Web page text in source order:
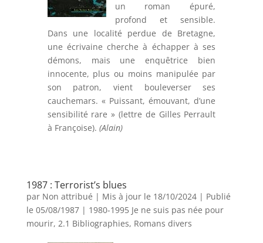
un roman épuré,
profond et sensible.
Dans une localité perdue de Bretagne,
une écrivaine cherche à échapper à ses
démons, mais une enquêtrice bien
innocente, plus ou moins manipulée par
son patron, vient bouleverser ses
cauchemars. « Puissant, émouvant, d’une
sensibilité rare » (lettre de Gilles Perrault
à Françoise). (Alain)
1987 : Terrorist’s blues
par Non attribué | Mis à jour le 18/10/2024 | Publié
le 05/08/1987| 1980-1995 Je ne suis pas née pour
mourir, 2.1 Bibliographies, Romans divers